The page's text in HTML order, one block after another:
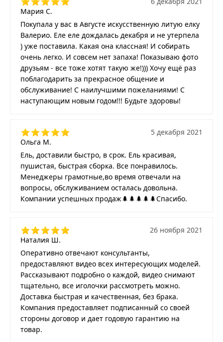
Мария С.
Покупала у вас в Августе искусственную литую елку
Валерио. Еле еле дождалась декабря и не утерпела
) уже поставила. Какая она классная! И собирать
очень легко. И совсем нет запаха! Показываю фото
друзьям - все тоже хотят такую же!))) Хочу ещё раз
поблагодарить за прекрасное общение и
обслуживание! С наилучшими пожеланиями! С
наступающим новым годом!!! Будьте здоровы!
Ольга М.
5 декабря 2021
Ель, доставили быстро, в срок. Ель красивая,
пушистая, быстрая сборка. Все понравилось.
Менеджеры грамотные,во время отвечали на
вопросы, обслуживанием осталась довольна.
Компании успешных продаж🌲🌲🌲🌲🌲Спасибо.
Наталия Ш.
26 ноября 2021
Оперативно отвечают консультанты,
предоставляют видео всех интересующих моделей.
Рассказывают подробно о каждой, видео снимают
тщательно, все иголочки рассмотреть можно.
Доставка быстрая и качественная, без брака.
Компания предоставляет подписанный со своей
стороны договор и дает годовую гарантию на
товар.